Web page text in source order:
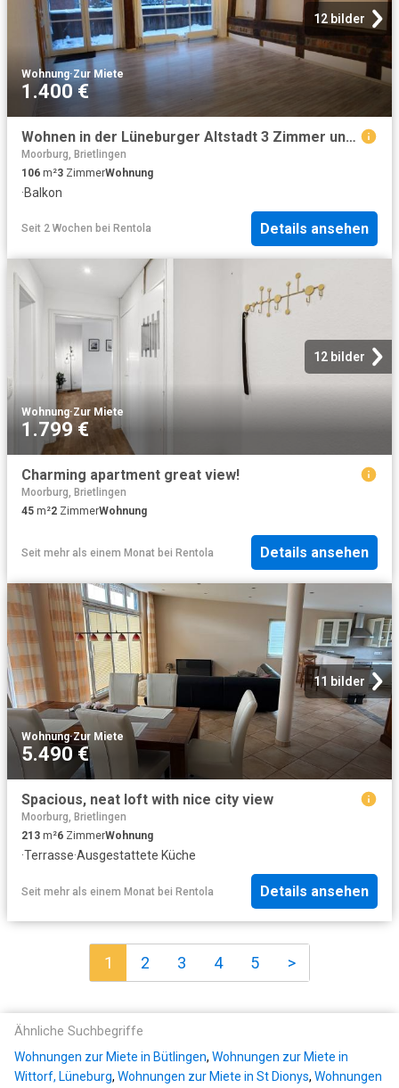
12 bilder
Wohnung·Zur Miete
1.400 €
Wohnen in der Lüneburger Altstadt 3 Zimmer und großer Balkon
Moorburg, Brietlingen
106 m²3 ZimmerWohnung
·Balkon
Seit 2 Wochen bei Rentola Details ansehen
12 bilder
Wohnung·Zur Miete
1.799 €
Charming apartment great view!
Moorburg, Brietlingen
45 m²2 ZimmerWohnung
Seit mehr als einem Monat bei Rentola Details ansehen
11 bilder
Wohnung·Zur Miete
5.490 €
Spacious, neat loft with nice city view
Moorburg, Brietlingen
213 m²6 ZimmerWohnung
·Terrasse·Ausgestattete Küche
Seit mehr als einem Monat bei Rentola Details ansehen
1 2 3 4 5 >
Ähnliche Suchbegriffe
Wohnungen zur Miete in Bütlingen, Wohnungen zur Miete in
Wittorf, Lüneburg, Wohnungen zur Miete in St Dionys, Wohnungen